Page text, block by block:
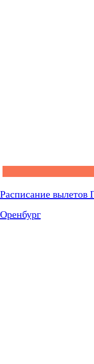
Расписание
Оренбург